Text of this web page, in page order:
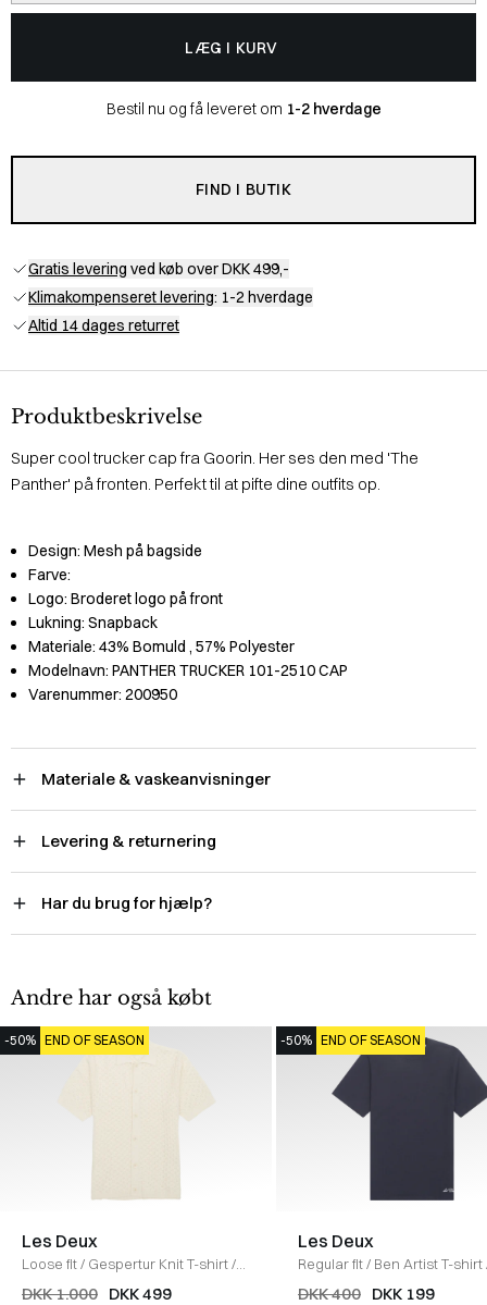
LÆG I KURV
Bestil nu og få leveret om 1-2 hverdage
FIND I BUTIK
Gratis levering ved køb over DKK 499,-
Klimakompenseret levering: 1-2 hverdage
Altid 14 dages returret
Produktbeskrivelse
Super cool trucker cap fra Goorin. Her ses den med 'The
Panther' på fronten. Perfekt til at pifte dine outfits op.
Design: Mesh på bagside
Farve:
Logo: Broderet logo på front
Lukning: Snapback
Materiale: 43% Bomuld , 57% Polyester
Modelnavn: PANTHER TRUCKER 101-2510 CAP
Varenummer: 200950
Materiale & vaskeanvisninger
Levering & returnering
Har du brug for hjælp?
Andre har også købt
-50% END OF SEASON
Les Deux
Loose fit/ Gespertur Knit T-shirt/
IVORY
DKK 1.000 DKK 499
-50% END OF SEASON
Les Deux
Regular fit/ Ben Artist T-shirt
DARK NAVY
DKK 400 DKK 199